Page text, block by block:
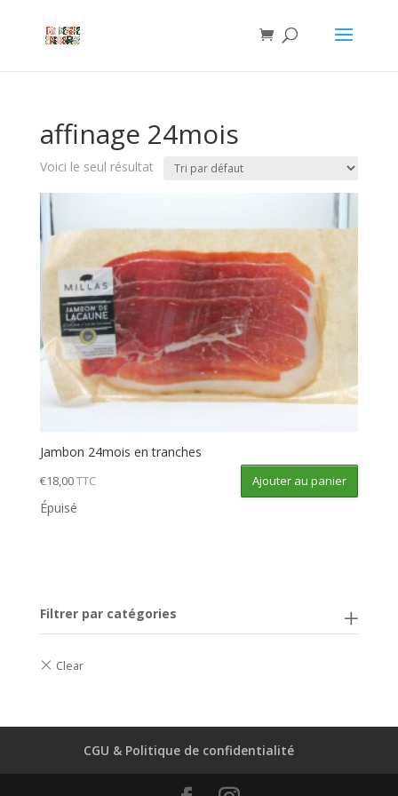
affinage 24mois
Voici le seul résultat
Jambon 24mois en tranches
€18,00TTC Ajouter au panier
Épuisé
Filtrer par catégories
CGU & Politique de confidentialité